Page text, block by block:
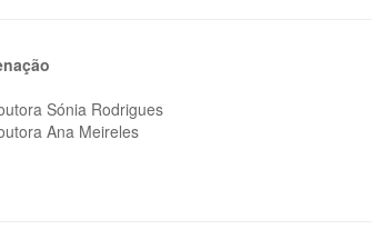
Sónia Rodrigues
Ana Meireles